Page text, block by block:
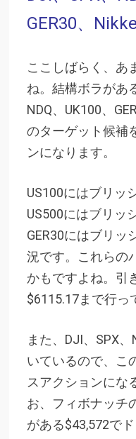
GER30、
ここしばらく、あ
ね。結構ボラがあ
NDQ、UK100、
のターゲット候補
ンになります。
US100にはブリッ
US500にはブリッ
GER30にはブリッ
況です。これらの
かもですよね。引
$6115.17まで行っ
また、DJI、SPX
いているので、こ
スアクションにな
お、フィボナッチ
がある$43,572で